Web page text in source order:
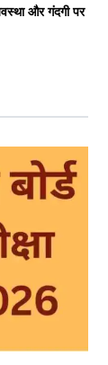
और गंदगी पर